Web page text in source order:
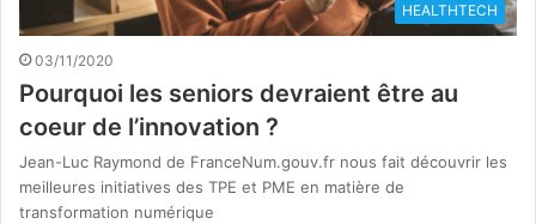
HEALTHTECH
03/11/2020
Pourquoi les seniors devraient être au
coeur de l’innovation ?
Jean-Luc Raymond de FranceNum.gouv.fr nous fait découvrir les
meilleures initiatives des TPE et PME en matière de
transformation numérique